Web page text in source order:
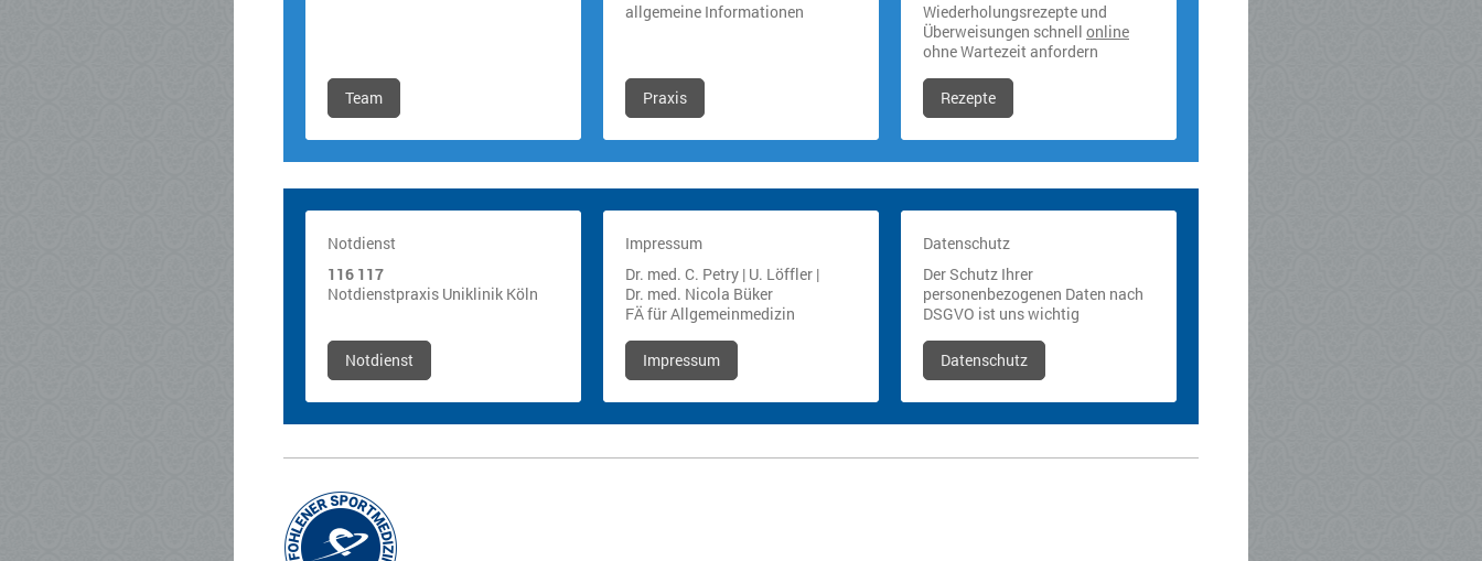
Team
allgemeine Informationen
Praxis
Wiederholungsrezepte und
Überweisungen schnell online
ohne Wartezeit anfordern
Rezepte
Notdienst
116 117
Notdienstpraxis Uniklinik Köln
Notdienst
Impressum
Dr. med. C. Petry | U. Löffler |
Dr. med. Nicola Büker
FÄ für Allgemeinmedizin
Impressum
Datenschutz
Der Schutz Ihrer
personenbezogenen Daten nach
DSGVO ist uns wichtig
Datenschutz